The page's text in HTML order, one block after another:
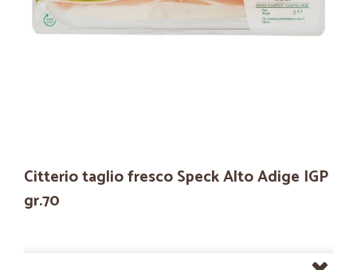
Citterio taglio fresco Speck Alto Adige IGP
gr.70